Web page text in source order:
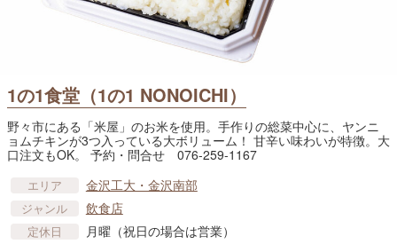
1の1食堂（1の1 NONOICHI）
野々市にある「米屋」のお米を使用。手作りの総菜中心に、ヤンニ
ョムチキンが3つ入っている大ボリューム！ 甘辛い味わいが特徴。大
口注文もOK。 予約・問合せ 076-259-1167
エリア 金沢工大・金沢南部
ジャンル 飲食店
定休日 月曜（祝日の場合は営業）